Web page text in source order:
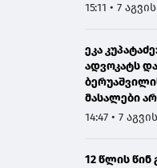
15:11 • 7
ეკა
ადვოკატს
მასალები
წერია
14:47 • 7
12 წლის წინ